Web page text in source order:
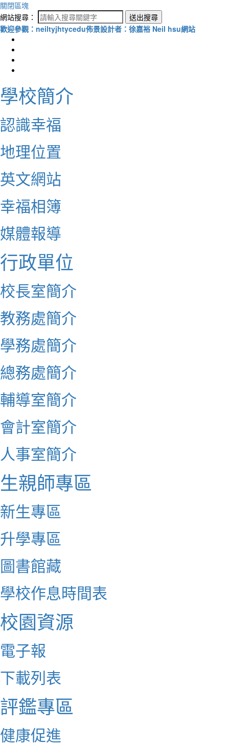
關閉區塊
網站搜尋：
送出搜尋
歡迎參觀：neiltyjhtycedu佈景設計者：徐嘉裕 Neil hsu網站
學校簡介
認識幸福
地理位置
英文網站
幸福相簿
媒體報導
行政單位
校長室簡介
教務處簡介
學務處簡介
總務處簡介
輔導室簡介
會計室簡介
人事室簡介
生親師專區
新生專區
升學專區
圖書館藏
學校作息時間表
校園資源
電子報
下載列表
評鑑專區
健康促進